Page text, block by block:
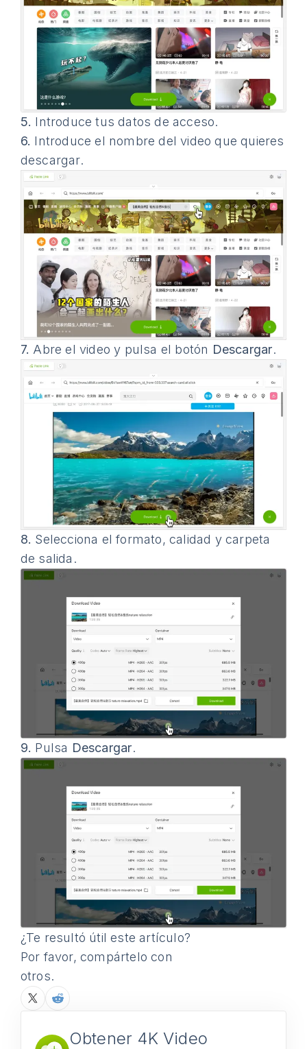
5. Introduce tus datos de acceso.
6. Introduce el nombre del video que quieres
descargar.
7. Abre el video y pulsa el botón Descargar.
8. Selecciona el formato, calidad y carpeta
de salida.
9. Pulsa Descargar.
¿Te resultó útil este artículo?
Por favor, compártelo con
otros.
Obtener 4K Video